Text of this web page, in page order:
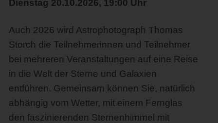
Dienstag 20.10.2026, 19:00 Uhr
Auch 2026 wird Astrophotograph Thomas
Storch die Teilnehmerinnen und Teilnehmer
bei mehreren Veranstaltungen auf eine Reise
in die Welt der Sterne und Galaxien
entführen. Gemeinsam können Sie, natürlich
abhängig vom Wetter, mit einem Fernglas
den faszinierenden Sternenhimmel mit